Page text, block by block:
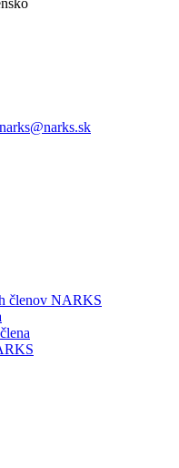
narks@narks.sk
členov NARKS